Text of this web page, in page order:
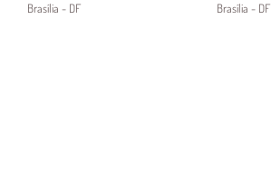
Brasília - DF Brasília - DF